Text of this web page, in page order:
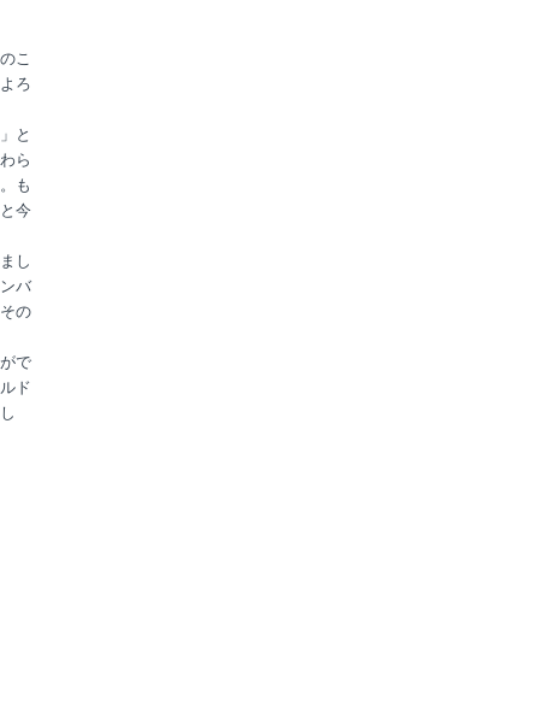
こ
ろ
と
ら
も
今
し
バ
の
で
ド